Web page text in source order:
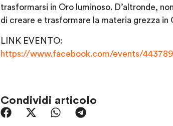
trasformarsi in Oro luminoso. D’altronde,
di creare e trasformare la materia grezza in
LINK EVENTO:
https://www.facebook.com/events/
Condividi articolo